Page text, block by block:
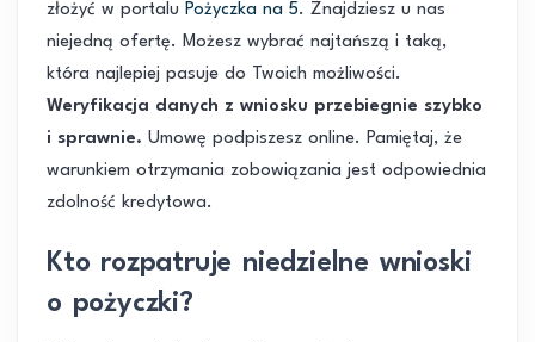
złożyć w portalu Pożyczka na 5. Znajdziesz u nas
niejedną ofertę. Możesz wybrać najtańszą i taką,
która najlepiej pasuje do Twoich możliwości.
Weryfikacja danych z wniosku przebiegnie szybko
i sprawnie. Umowę podpiszesz online. Pamiętaj, że
warunkiem otrzymania zobowiązania jest odpowiednia
zdolność kredytowa.
Kto rozpatruje niedzielne wnioski
o pożyczki?